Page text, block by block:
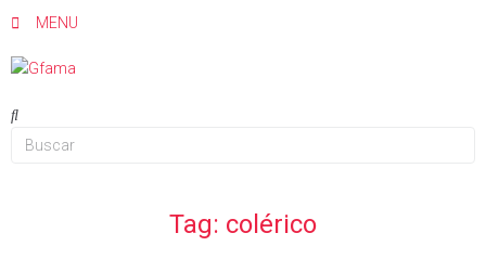
MENU
Tag: colérico